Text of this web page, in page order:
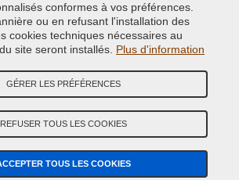
© 2014 - 2026. All Rights Reserved.
Credits:E-COMIT
nous sur nos réseaux sociaux
conformes à vos préférences.
ou en refusant l'installation des
cookies techniques nécessaires au
site seront installés. Plus d'information
GÉRER LES PRÉFÉRENCES
REFUSER TOUS LES COOKIES
TOUS LES COOKIES